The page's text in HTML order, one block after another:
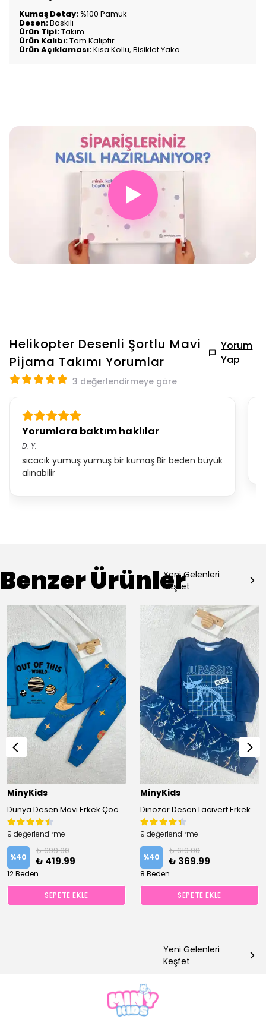
Kumaş Detay:%100 Pamuk
Desen:Baskılı
Ürün Tipi:Takım
Ürün Kalıbı:Tam Kalıptır
Ürün Açıklaması:Kısa Kollu, Bisiklet Yaka
▶
Helikopter Desenli Şortlu Mavi
Pijama Takımı Yorumlar
Yorum
Yap
3 değerlendirmeye göre
Yorumlara baktım haklılar
D. Y.
sıcacık yumuş yumuş bir kumaş Bir beden büyük
alınabilir
Benzer ÜrünlerYeni Gelenleri
Keşfet
MinyKids
Dünya Desen Mavi Erkek Çocuk Pijama Takım
9 değerlendirme
%40
₺ 699.00
₺ 419.99
12 Beden
SEPETE EKLE
MinyKids
Dinozor Desen Lacivert Erkek Çocuk Pijama Takım
9 değerlendirme
%40
₺ 619.00
₺ 369.99
8 Beden
SEPETE EKLE
Yeni Gelenleri
Keşfet